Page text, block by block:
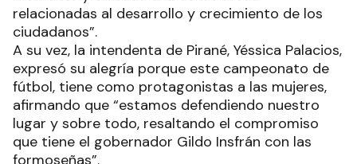
relacionadas al desarrollo y crecimiento de los
ciudadanos”.
A su vez, la intendenta de Pirané, Yéssica Palacios,
expresó su alegría porque este campeonato de
fútbol, tiene como protagonistas a las mujeres,
afirmando que “estamos defendiendo nuestro
lugar y sobre todo, resaltando el compromiso
que tiene el gobernador Gildo Insfrán con las
formoseñas”.